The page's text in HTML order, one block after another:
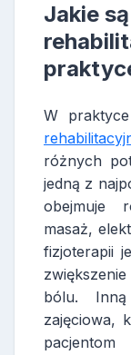
Jakie
W
różnych
jedną z
obejmuje
masaż,
fizjoterapii
bólu.
zajęciowa,